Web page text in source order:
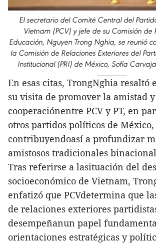
El secretario del Comité Central del
Vietnam (PCV) y jefe de su Comisión
Educación, Nguyen Trong Nghia, se reunió
la Comisión de Relaciones Exteriores del
Institucional (PRI) de México, Sofía
En esas citas, TrongNghia resaltó
su visita de promover la amistad
cooperaciónentre PCV y PT, en
otros partidos políticos de México,
contribuyendoasí a profundizar
amistosos tradicionales
Tras referirse a lasituación del
socioeconómico de Vietnam,
enfatizó que PCVdetermina que
de relaciones exteriores
desempeñanun papel
orientaciones estratégicas y